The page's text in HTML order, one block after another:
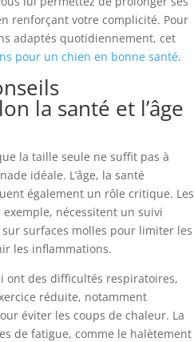
renforçant votre complicité. Pour
adaptés quotidiennement, cet
pour un chien en bonne santé.
la santé et l’âge
la taille seule ne suffit pas à
idéale. L’âge, la santé
également un rôle critique. Les
nécessitent un suivi
surfaces molles pour limiter les
les inflammations.
ont des difficultés respiratoires,
réduite, notamment
éviter les coups de chaleur. La
de fatigue, comme le halètement